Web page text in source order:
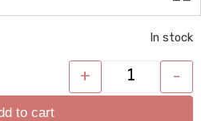
In stock
-
+
to cart